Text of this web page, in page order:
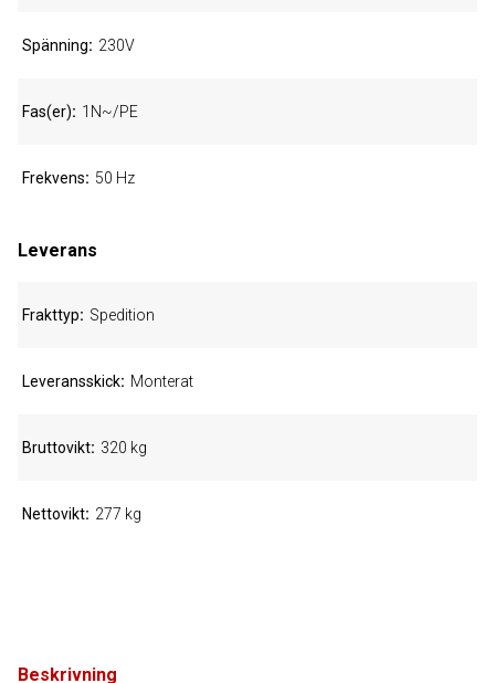
Beskrivning
Spänning 230V
Fas(er) 1N~/PE
Frekvens 50 Hz
Leverans
Frakttyp Spedition
Leveransskick Monterat
Bruttovikt 320 kg
Nettovikt 277 kg